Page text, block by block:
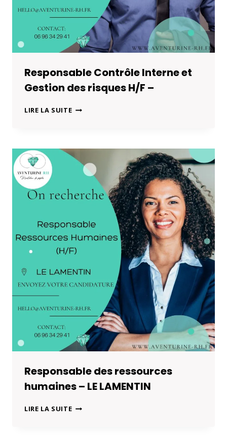
Responsable Contrôle Interne et
Gestion des risques H/F –
LIRE LA SUITERESPONSABLE
GESTION
DES
RISQUES
Responsable des ressources
humaines – LE LAMENTIN
LIRE LA SUITERESPONSABLE